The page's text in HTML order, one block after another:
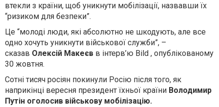
втекли з країни, щоб уникнути мобілізації, назвавши їх
“ризиком для безпеки”.
Це “молоді люди, які абсолютно не шкодують, але все
одно хочуть уникнути військової служби”, –
сказав Олексій Макеєв в інтерв’ю Bild , опублікованому
30 жовтня.
Сотні тисяч росіян покинули Росію після того, як
наприкінці вересня президент їхньої країни Володимир
Путін оголосив військову мобілізацію.